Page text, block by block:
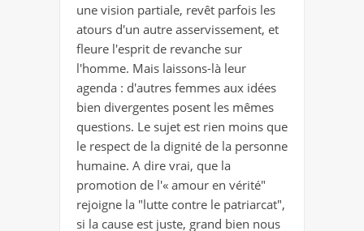
une vision partiale, revêt parfois les
atours d'un autre asservissement, et
fleure l'esprit de revanche sur
l'homme. Mais laissons-là leur
agenda : d'autres femmes aux idées
bien divergentes posent les mêmes
questions. Le sujet est rien moins que
le respect de la dignité de la personne
humaine. A dire vrai, que la
promotion de l'« amour en vérité"
rejoigne la "lutte contre le patriarcat",
si la cause est juste, grand bien nous